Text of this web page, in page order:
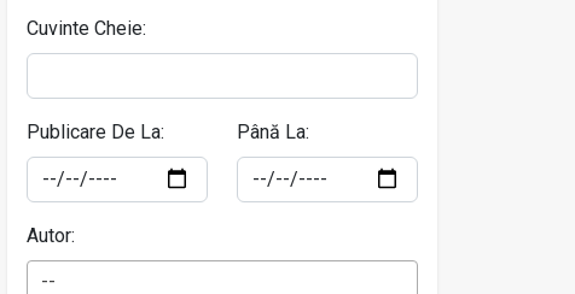
Cuvinte Cheie:
Publicare De La: Până La:
Autor:
--